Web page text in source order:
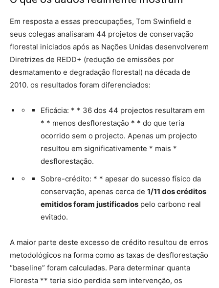
Em resposta a essas preocupações, Tom Swinfield e
seus colegas analisaram 44 projetos de conservação
florestal iniciados após as Nações Unidas desenvolverem
Diretrizes de REDD+ (redução de emissões por
desmatamento e degradação florestal) na década de
2010. os resultados foram diferenciados:
Eficácia: * * 36 dos 44 projectos resultaram em
* * menos desflorestação * * do que teria
ocorrido sem o projecto. Apenas um projecto
resultou em significativamente * mais *
desflorestação.
Sobre-crédito: * * apesar do sucesso físico da
conservação, apenas cerca de 1/11 dos créditos
emitidos foram justificados pelo carbono real
evitado.
A maior parte deste excesso de crédito resultou de erros
metodológicos na forma como as taxas de desflorestação
“baseline” foram calculadas. Para determinar quanta
Floresta ** teria sido perdida sem intervenção, os